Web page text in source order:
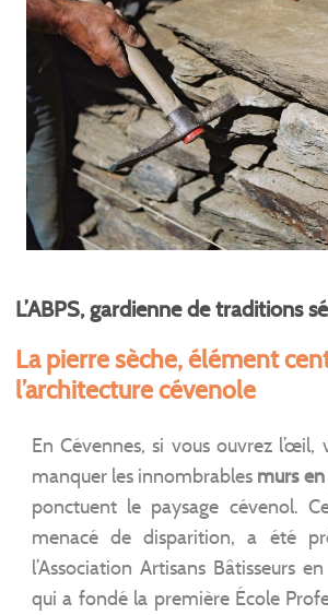
L’ABPS, gardienne de traditions
La pierre sèche, élément
l’architecture cévenole
En Cévennes, si vous ouvrez l’œil,
manquer les innombrables murs
ponctuent le paysage cévenol.
menacé de disparition, a été
l’Association Artisans Bâtisseurs
qui a fondé la première École